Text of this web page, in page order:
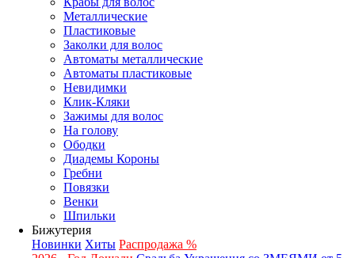
Металлические
Пластиковые
Заколки для волос
Автоматы металлические
Автоматы пластиковые
Невидимки
Клик-Кляки
Зажимы для волос
На голову
Ободки
Диадемы Короны
Гребни
Повязки
Венки
Шпильки
Бижутерия
Новинки Хиты Распродажа %